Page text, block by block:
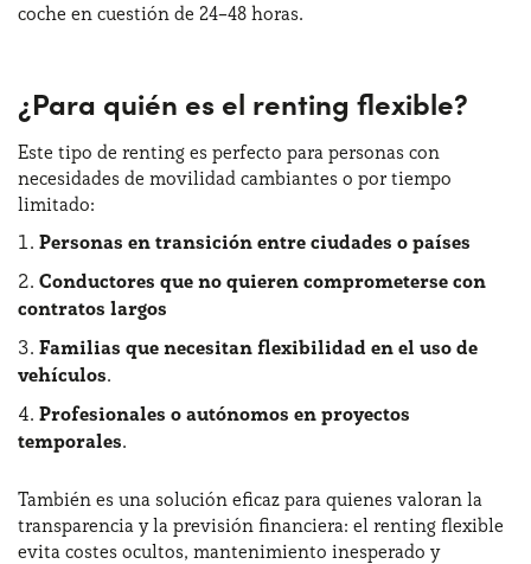
coche en cuestión de 24–48 horas.
¿Para quién es el renting flexible?
Este tipo de renting es perfecto para personas con
necesidades de movilidad cambiantes o por tiempo
limitado:
Personas en transición entre ciudades o países
Conductores que no quieren comprometerse con
contratos largos
Familias que necesitan flexibilidad en el uso de
vehículos.
Profesionales o autónomos en proyectos
temporales.
También es una solución eficaz para quienes valoran la
transparencia y la previsión financiera: el renting flexible
evita costes ocultos, mantenimiento inesperado y